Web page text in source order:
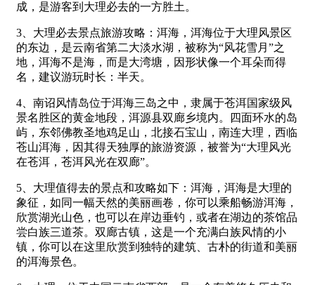
成，是游客到大理必去的一方胜土。
3、大理必去景点旅游攻略：洱海，洱海位于大理风景区
的东边，是云南省第二大淡水湖，被称为“风花雪月”之
地，洱海不是海，而是大湾塘，因形状像一个耳朵而得
名，建议游玩时长：半天。
4、南诏风情岛位于洱海三岛之中，隶属于苍洱国家级风
景名胜区的黄金地段，洱源县双廊乡境内。四面环水的岛
屿，东邻佛教圣地鸡足山，北接石宝山，南连大理，西临
苍山洱海，因其得天独厚的旅游资源，被誉为“大理风光
在苍洱，苍洱风光在双廊”。
5、大理值得去的景点和攻略如下：洱海，洱海是大理的
象征，如同一幅天然的美丽画卷，你可以乘船畅游洱海，
欣赏湖光山色，也可以在岸边垂钓，或者在湖边的茶馆品
尝白族三道茶。双廊古镇，这是一个充满白族风情的小
镇，你可以在这里欣赏到独特的建筑、古朴的街道和美丽
的洱海景色。